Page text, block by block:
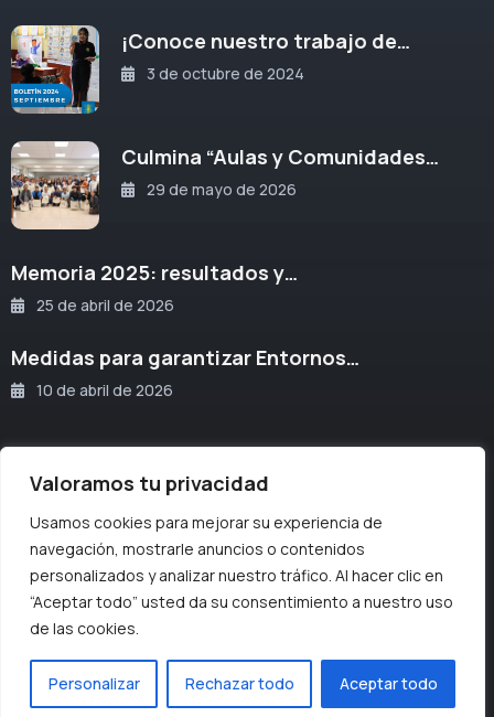
Valoramos tu privacidad
Usamos cookies para mejorar su experiencia de
navegación, mostrarle anuncios o contenidos
personalizados y analizar nuestro tráfico. Al hacer clic en
“Aceptar todo” usted da su consentimiento a nuestro uso
de las cookies.
Personalizar Rechazar todo Aceptar todo
¡Conoce nuestro trabajo de…
3 de octubre de 2024
Culmina “Aulas y Comunidades…
29 de mayo de 2026
Memoria 2025: resultados y…
25 de abril de 2026
Medidas para garantizar Entornos…
10 de abril de 2026
IBVM Perú © 2023. Todos los derechos reservados.
Políticas de privacidad
Desarrollado y diseñado por Yuang Tong.